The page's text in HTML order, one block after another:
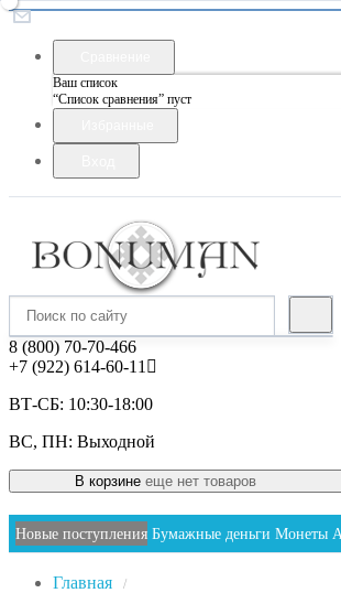
Ваш список
“Список сравнения” пуст
8 (800) 70-70-466
+7 (922) 614-60-11
ВТ-СБ: 10:30-18:00
ВС, ПН: Выходной
В корзине еще нет товаров
Новые поступления Бумажные деньги Монеты
Главная /